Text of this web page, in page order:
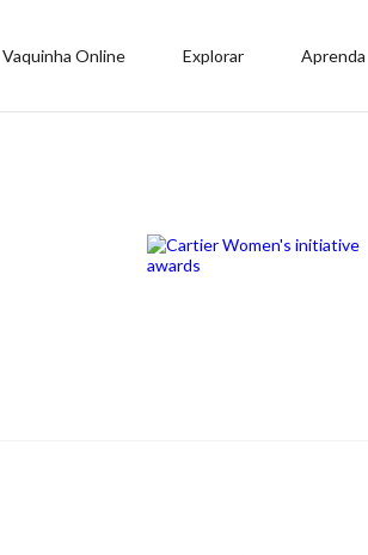
Vaquinha Online Explorar Aprenda